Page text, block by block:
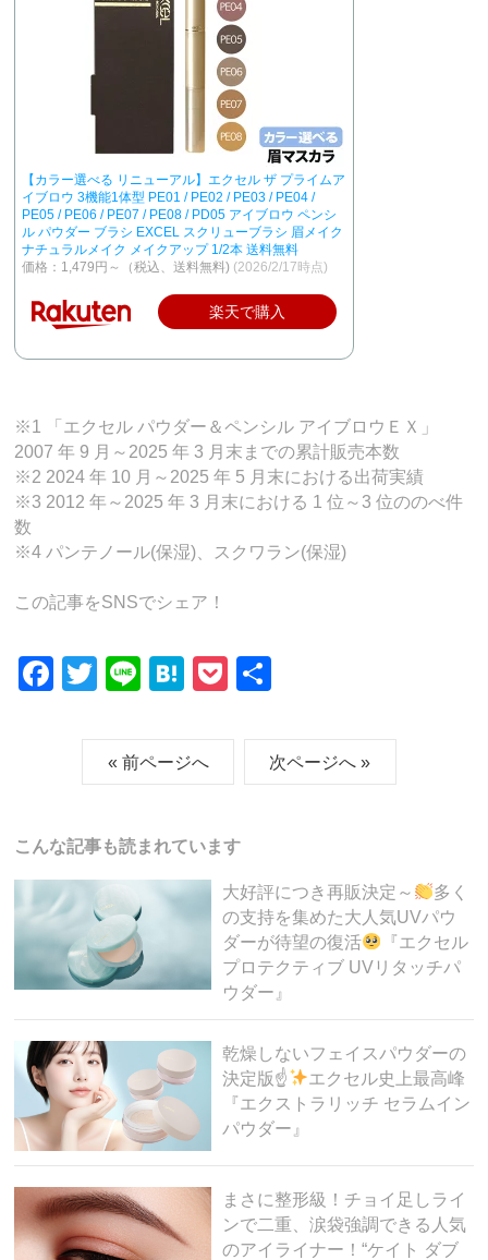
【カラー選べる リニューアル】エクセル ザ プライムア
イブロウ 3機能1体型 PE01 / PE02 / PE03 / PE04 /
PE05 / PE06 / PE07 / PE08 / PD05 アイブロウ ペンシ
ル パウダー ブラシ EXCEL スクリューブラシ 眉メイク
ナチュラルメイク メイクアップ 1/2本 送料無料
価格：1,479円～（税込、送料無料) (2026/2/17時点)
楽天で購入
※1 「エクセル パウダー＆ペンシル アイブロウＥＸ」
2007 年 9 月～2025 年 3 月末までの累計販売本数
※2 2024 年 10 月～2025 年 5 月末における出荷実績
※3 2012 年～2025 年 3 月末における 1 位～3 位ののべ件
数
※4 パンテノール(保湿)、スクワラン(保湿)
この記事をSNSでシェア！
F
o
o
k
T
tt
er
Li
e
H
e
n
P
ck
et
次ページへ »
« 前ページへ
こんな記事も読まれています
大好評につき再販決定～
多く
の支持を集めた大人気UVパウ
ダーが待望の復活
『エクセル
プロテクティブ UVリタッチパ
ウダー』
乾燥しないフェイスパウダーの
決定版☝
エクセル史上最高峰
『エクストラリッチ セラムイン
パウダー』
まさに整形級！チョイ足しライ
ンで二重、涙袋強調できる人気
のアイライナー！“ケイト ダブ